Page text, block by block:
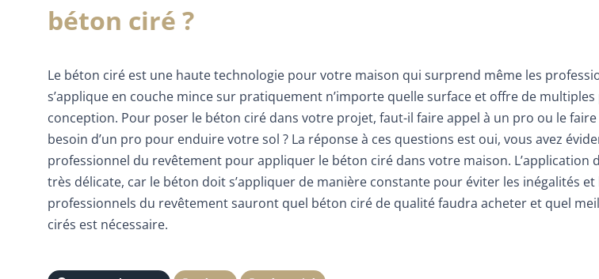
béton ciré ?
Le béton ciré est une haute technologie pour votre maison qui surprend même les
s’applique en couche mince sur pratiquement n’importe quelle surface et offre de
conception. Pour poser le béton ciré dans votre projet, faut-il faire appel à un pro ou le faire
besoin d’un pro pour enduire votre sol ? La réponse à ces questions est oui, vous avez
professionnel du revêtement pour appliquer le béton ciré dans votre maison. L’application
très délicate, car le béton doit s’appliquer de manière constante pour éviter les inégalités et
professionnels du revêtement sauront quel béton ciré de qualité faudra acheter et quel
cirés est nécessaire.